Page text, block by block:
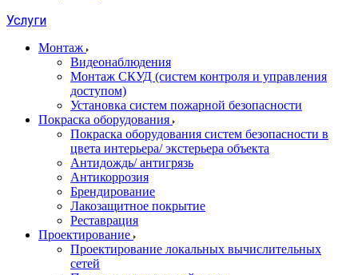
Услуги
Монтаж
Видеонаблюдения
Монтаж СКУД (систем контроля и управления
доступом)
Установка систем пожарной безопасности
Покраска оборудования
Покраска оборудования систем безопасности в
цвета интерьера/ экстерьера объекта
Антидождь/ антигрязь
Антикоррозия
Брендирование
Лакозащитное покрытие
Реставрация
Проектирование
Проектирование локальных вычислительных
сетей